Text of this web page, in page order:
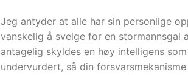
Jeg antyder at alle har sin personlige
vanskelig å svelge for en stormannsgal
antagelig skyldes en høy intelligens
undervurdert, så din